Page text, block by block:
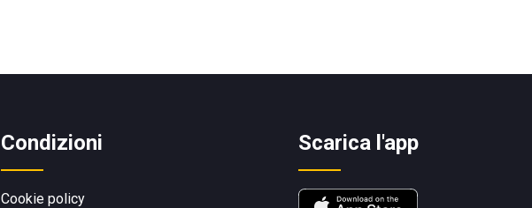
Condizioni
Cookie policy
Scarica l'app